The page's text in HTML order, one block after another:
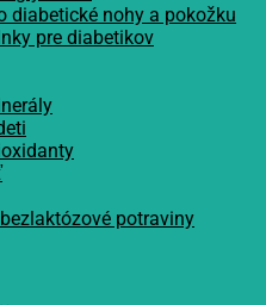
diabetické nohy a pokožku
pre diabetikov
potraviny